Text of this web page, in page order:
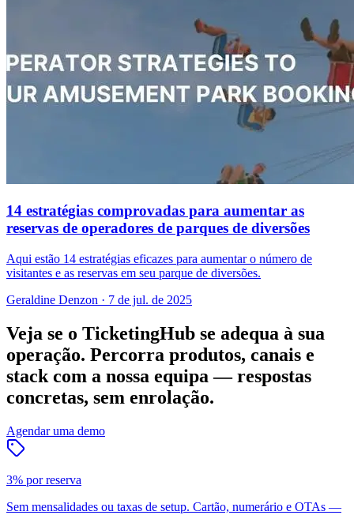
14 estratégias comprovadas para aumentar as
reservas de operadores de parques de diversões
Aqui estão 14 estratégias eficazes para aumentar o número de
visitantes e as reservas em seu parque de diversões.
Geraldine Denzon · 7 de jul. de 2025
Veja se o TicketingHub se adequa à sua
operação. Percorra produtos, canais e
stack com a nossa equipa — respostas
concretas, sem enrolação.
Agendar uma demo
3% por reserva
Sem mensalidades ou taxas de setup. Cartão, numerário e OTAs —